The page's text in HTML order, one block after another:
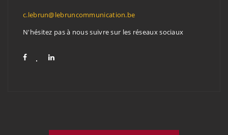
c.lebrun@lebruncommunication.be
N'hésitez pas à nous suivre sur les réseaux sociaux